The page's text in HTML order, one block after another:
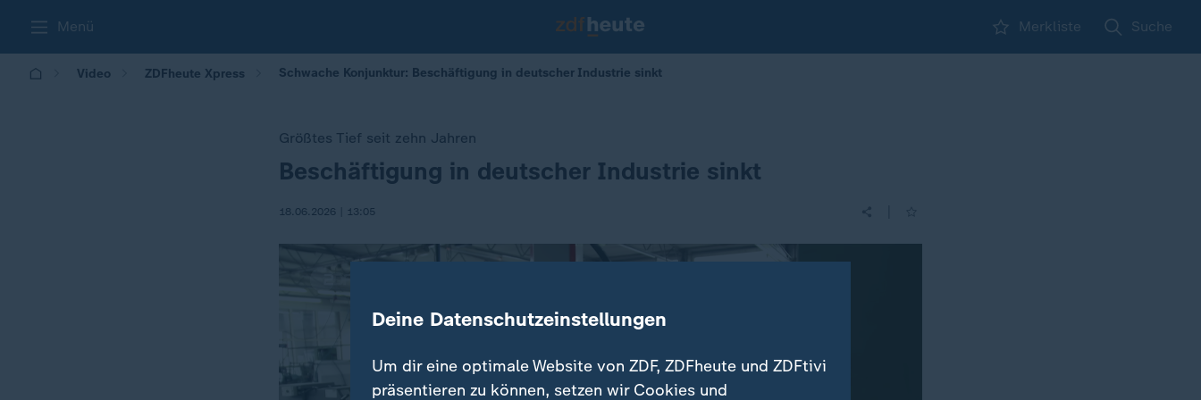
Menü Merkliste Suche
Video ZDFheute Xpress Schwache Konjunktur: Beschäftigung in deutscher Industrie sinkt
Größtes Tief seit zehn Jahren
:Beschäftigung in deutscher Industrie sinkt
18.06.2026 | 13:05
Deine Datenschutzeinstellungen
Um dir eine optimale Website von ZDF, ZDFheute und ZDFtivi
präsentieren zu können, setzen wir Cookies und